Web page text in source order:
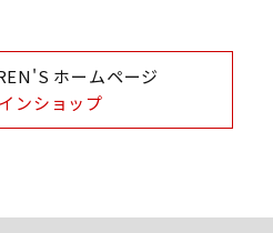
ホームページ
ンショップ